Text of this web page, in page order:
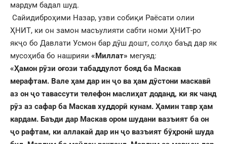
мардум бадал шуд.
Сайидиброҳими Назар, узви собиқи Раёсати олии
ҲНИТ, ки он замон масъулияти сабти номи ҲНИТ-ро
якҷо бо Давлати Усмон бар дӯш дошт, солҳо баъд дар як
мусоҳиба бо нашрияи «Миллат» мегуяд:
«Ҳамон рӯзи оғози табаддулот бояд ба Маскав
мерафтам. Вале ҳам дар ин ҷо ва ҳам дӯстони маскавӣ
аз он ҷо тавассути телефон маслиҳат доданд, ки як чанд
рӯз аз сафар ба Маскав худдорӣ кунам. Ҳамин тавр ҳам
кардам. Баъди дар Маскав ором шудани вазъият ба он
ҷо рафтам, ки аллакай дар ин ҷо вазъият бӯҳронӣ шуда